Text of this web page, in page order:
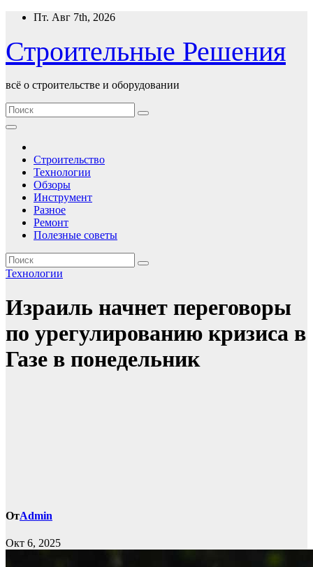
Перейти
содержимому
Пт. Авг 7th, 2026
Строительные Решения
всё о строительстве и оборудовании
Строительство
Технологии
Обзоры
Инструмент
Разное
Ремонт
Полезные советы
Технологии
Израиль начнет переговоры
по урегулированию кризиса в
Газе в понедельник
ОтAdmin
Окт 6, 2025